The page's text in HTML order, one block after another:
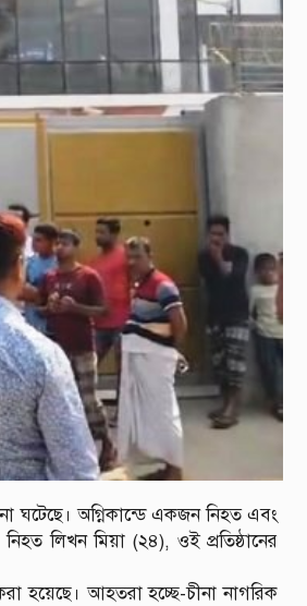
ঘটেছে। অগ্নিকান্ডে একজন নিহত এবং
লিখন মিয়া (২৪), ওই প্রতিষ্ঠানের
হয়েছে। আহতরা হচ্ছে-চীনা নাগরিক